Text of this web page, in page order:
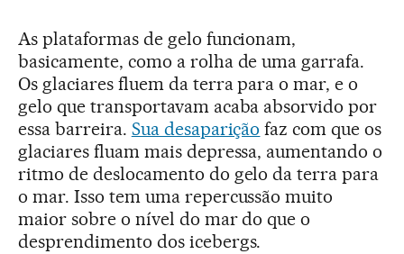
As plataformas de gelo funcionam,
basicamente, como a rolha de uma garrafa.
Os glaciares fluem da terra para o mar, e o
gelo que transportavam acaba absorvido por
essa barreira. Sua desaparição faz com que os
glaciares fluam mais depressa, aumentando o
ritmo de deslocamento do gelo da terra para
o mar. Isso tem uma repercussão muito
maior sobre o nível do mar do que o
desprendimento dos icebergs.